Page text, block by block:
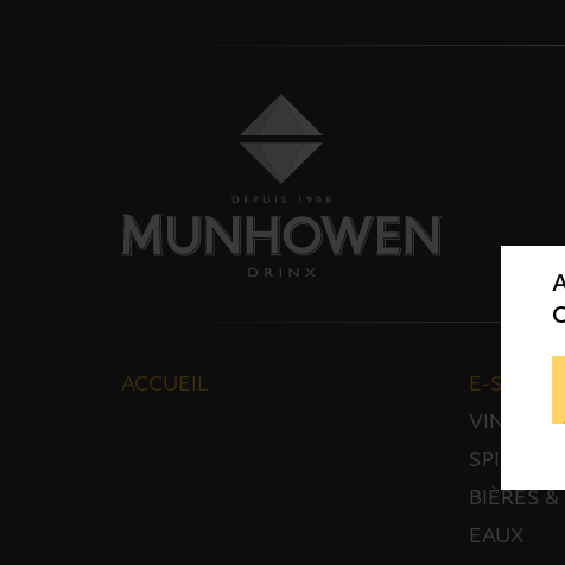
ACCUEIL
E-SHOP
VINS &
BIÈRES &
EAUX